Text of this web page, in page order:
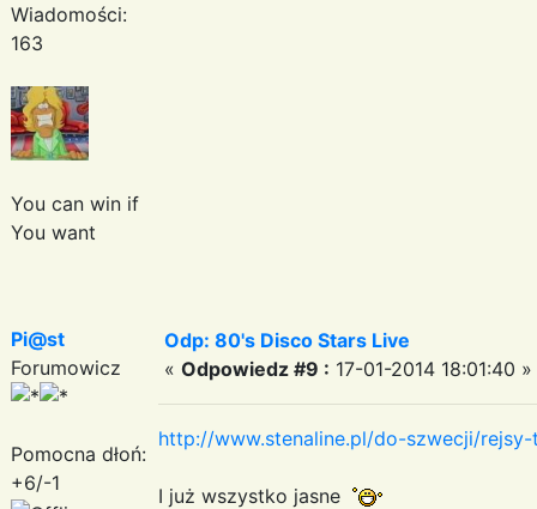
Wiadomości:
163
You can win if
You want
Pi@st
Forumowicz
Pomocna dłoń:
+6/-1
Odp: 80's Disco Stars Live
« Odpowiedz #9 : 17-01-2014 18:01:40 »
http://www.stenaline.pl/do-szwecji/
I już wszystko jasne